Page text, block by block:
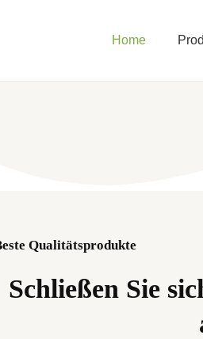
Home
Qualitätsprodukte
Schließen Sie